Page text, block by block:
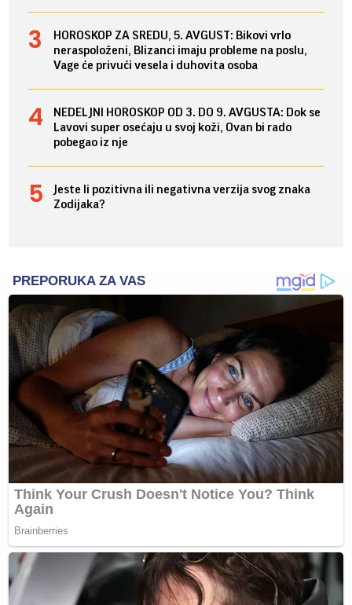
HOROSKOP ZA SREDU, 5. AVGUST: Bikovi vrlo
neraspoloženi, Blizanci imaju probleme na poslu,
Vage će privući vesela i duhovita osoba
NEDELJNI HOROSKOP OD 3. DO 9. AVGUSTA: Dok se
Lavovi super osećaju u svoj koži, Ovan bi rado
pobegao iz nje
Jeste li pozitivna ili negativna verzija svog znaka
Zodijaka?